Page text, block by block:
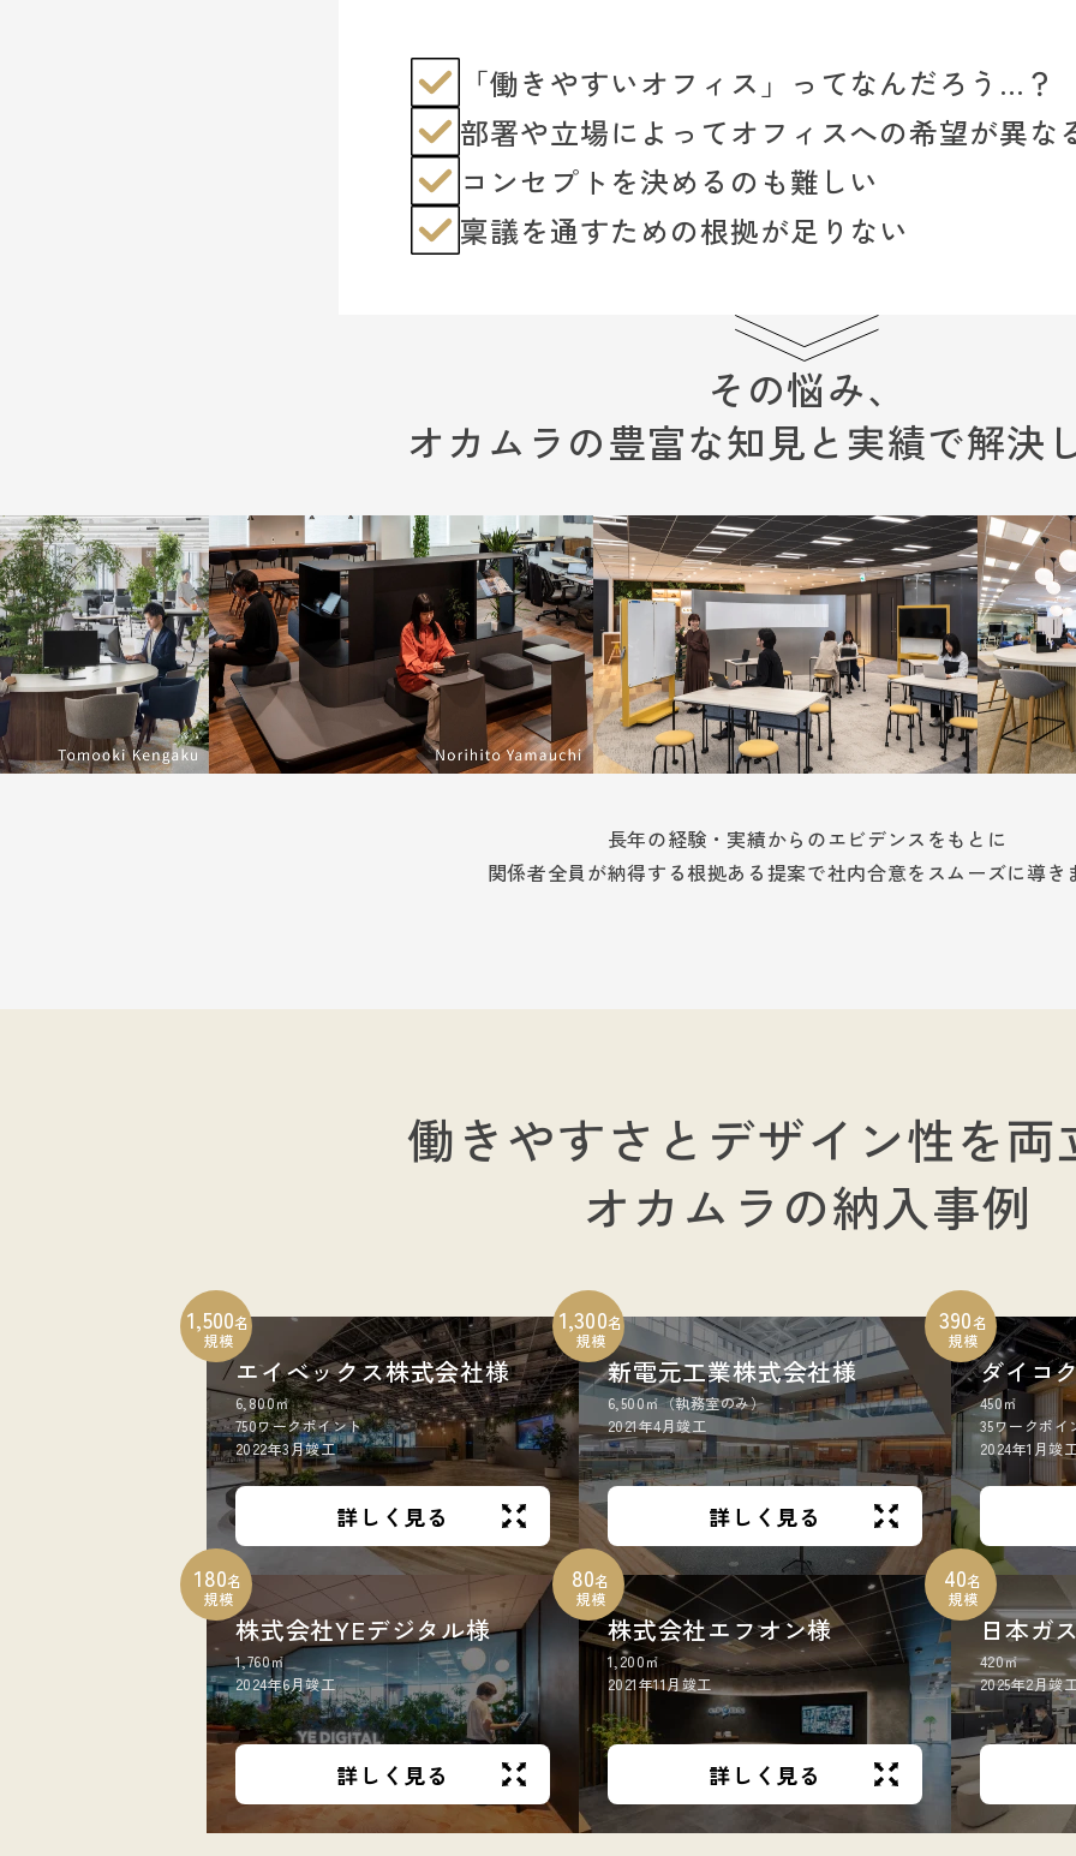
「働きやすいオフィス」ってなんだろう…？
部署や立場によってオフィスへの希望が異な
コンセプトを決めるのも難しい
稟議を通すための根拠が足りない
その悩み、
オカムラの豊富な知見と実績で解決
長年の経験・実績からのエビデンスをもとに
関係者全員が納得する根拠ある提案で社内合意をスムーズに導き
働きやすさと デザイン性を両
オカムラの納入事例
1,500名
規模
エイベックス株式会社様
6,800㎡
750ワークポイント
2022年3月竣工
詳しく見る
1,300名
規模
新電元工業株式会社様
6,500㎡（執務室のみ）
2021年4月竣工
詳しく見る
390名
規模
ダイコ
450㎡
35ワークポイ
2024年1月竣
180名
規模
株式会社YEデジタル様
1,760㎡
2024年6月竣工
詳しく見る
80名
規模
株式会社エフオン様
1,200㎡
2021年11月竣工
詳しく見る
40名
規模
日本ガ
420㎡
2025年2月竣